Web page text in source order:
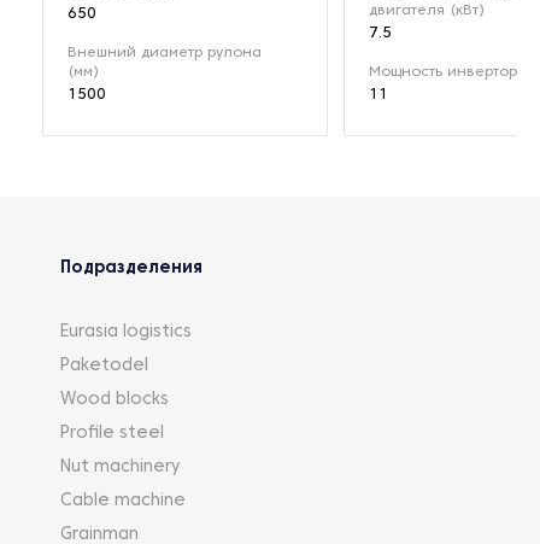
650
Внешний диаметр рулона
(мм)
1500
двигателя (кВт)
7.5
Мощность инвертора
11
Подразделения
Eurasia logistics
Paketodel
Wood blocks
Profile steel
Nut machinery
Cable machine
Grainman